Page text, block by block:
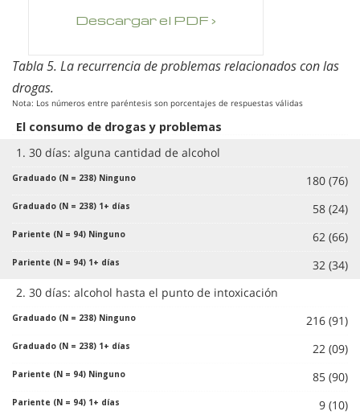
Descargar el PDF ›
Tabla 5. La recurrencia de problemas relacionados con las
drogas.
Nota: Los números entre paréntesis son porcentajes de respuestas válidas
El consumo de drogas y problemas
1. 30 días: alguna cantidad de alcohol
180 (76)
58 (24)
62 (66)
32 (34)
2. 30 días: alcohol hasta el punto de intoxicación
216 (91)
22 (09)
85 (90)
9 (10)